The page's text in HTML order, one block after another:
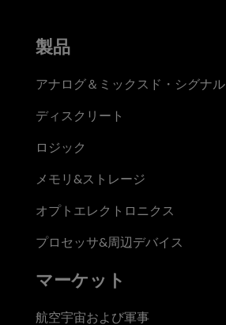
製品
アナログ＆ミックスド・シグナル
ディスクリート
ロジック
メモリ&ストレージ
オプトエレクトロニクス
プロセッサ&周辺デバイス
マーケット
航空宇宙および軍事